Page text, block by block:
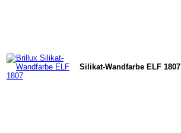
Silikat-Wandfarbe ELF 1807